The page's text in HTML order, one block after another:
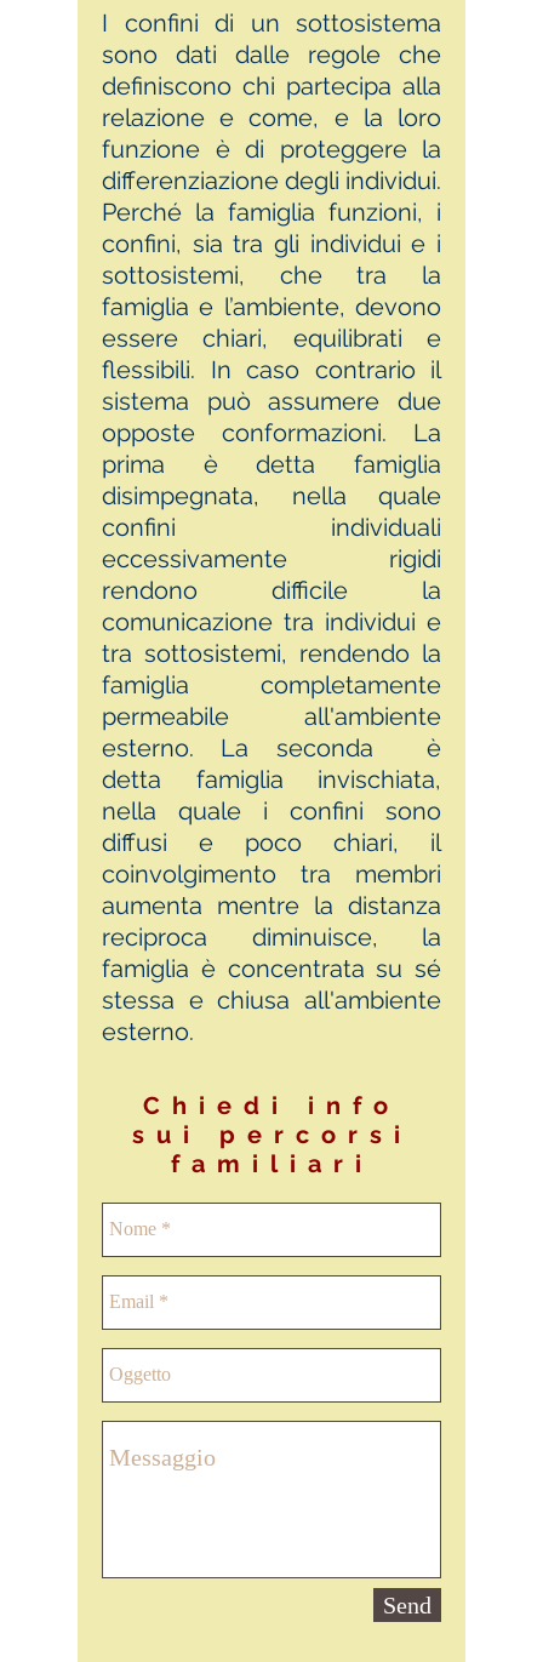
I confini di un sottosistema
sono dati dalle regole che
definiscono chi partecipa alla
relazione e come, e la loro
funzione è di proteggere la
differenziazione degli individui.
Perché la famiglia funzioni, i
confini, sia tra gli individui e i
sottosistemi, che tra la
famiglia e l’ambiente, devono
essere chiari, equilibrati e
flessibili. In caso contrario il
sistema può assumere due
opposte conformazioni. La
prima è detta famiglia
disimpegnata, nella quale
confini individuali
eccessivamente rigidi
rendono difficile la
comunicazione tra individui e
tra sottosistemi, rendendo la
famiglia completamente
permeabile all'ambiente
esterno. La seconda è
detta famiglia invischiata,
nella quale i confini sono
diffusi e poco chiari, il
coinvolgimento tra membri
aumenta mentre la distanza
reciproca diminuisce, la
famiglia è concentrata su sé
stessa e chiusa all'ambiente
esterno.
Chiedi info
sui percorsi
familiari
Send